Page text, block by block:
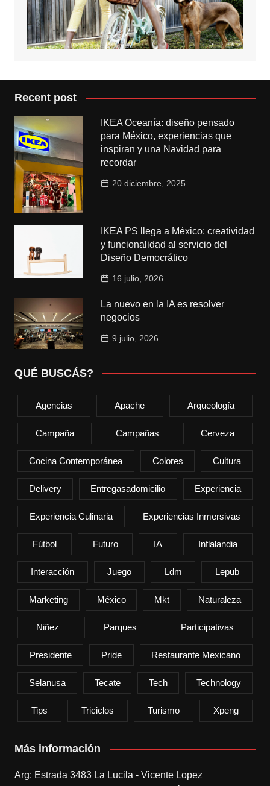
Recent post
IKEA Oceanía: diseño pensado
para México, experiencias que
inspiran y una Navidad para
recordar
20 diciembre, 2025
IKEA PS llega a México: creatividad
y funcionalidad al servicio del
Diseño Democrático
16 julio, 2026
La nuevo en la IA es resolver
negocios
9 julio, 2026
QUÉ BUSCÁS?
Agencias Apache Arqueología
Campaña Campañas Cerveza
Cocina Contemporánea Colores Cultura
Delivery Entregasadomicilio Experiencia
Experiencia Culinaria Experiencias Inmersivas
Fútbol Futuro IA Inflalandia
Interacción Juego Ldm Lepub
Marketing México Mkt Naturaleza
Niñez Parques Participativas
Presidente Pride Restaurante Mexicano
Selanusa Tecate Tech Technology
Tips Triciclos Turismo Xpeng
Más información
Arg: Estrada 3483 La Lucila - Vicente Lopez